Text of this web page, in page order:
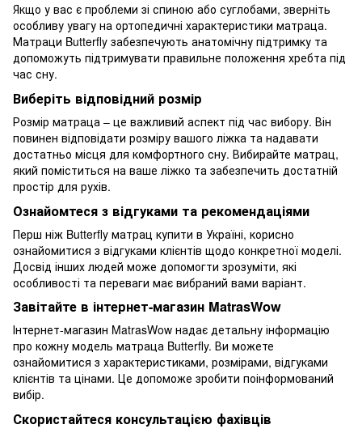
Якщо у вас є проблеми зі спиною або суглобами, зверніть
особливу увагу на ортопедичні характеристики матраца.
Матраци Butterfly забезпечують анатомічну підтримку та
допоможуть підтримувати правильне положення хребта під
час сну.
Виберіть відповідний розмір
Розмір матраца – це важливий аспект під час вибору. Він
повинен відповідати розміру вашого ліжка та надавати
достатньо місця для комфортного сну. Вибирайте матрац,
який поміститься на ваше ліжко та забезпечить достатній
простір для рухів.
Ознайомтеся з відгуками та рекомендаціями
Перш ніж Butterfly матрац купити в Україні, корисно
ознайомитися з відгуками клієнтів щодо конкретної моделі.
Досвід інших людей може допомогти зрозуміти, які
особливості та переваги має вибраний вами варіант.
Завітайте в інтернет-магазин MatrasWow
Інтернет-магазин MatrasWow надає детальну інформацію
про кожну модель матраца Butterfly. Ви можете
ознайомитися з характеристиками, розмірами, відгуками
клієнтів та цінами. Це допоможе зробити поінформований
вибір.
Скористайтеся консультацією фахівців